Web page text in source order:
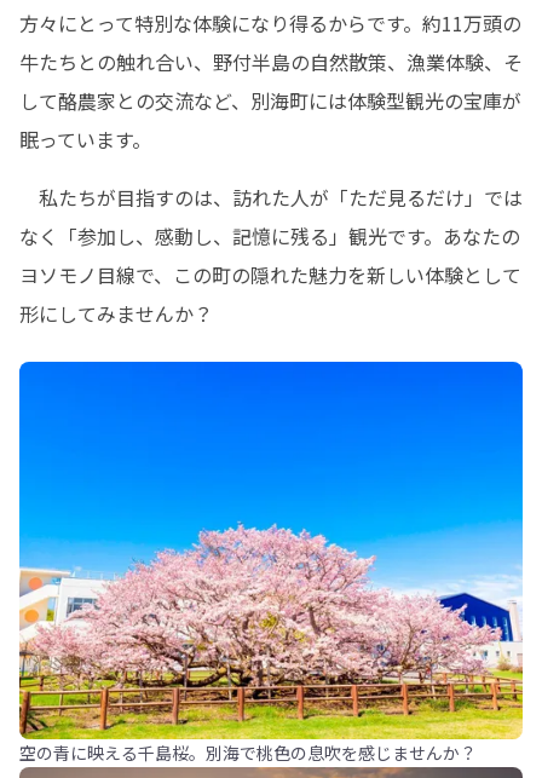
方々にとって特別な体験になり得るからです。約11万頭の
牛たちとの触れ合い、野付半島の自然散策、漁業体験、そ
して酪農家との交流など、別海町には体験型観光の宝庫が
眠っています。
私たちが目指すのは、訪れた人が「ただ見るだけ」では
なく「参加し、感動し、記憶に残る」観光です。あなたの
ヨソモノ目線で、この町の隠れた魅力を新しい体験として
形にしてみませんか？
空の青に映える千島桜。別海で桃色の息吹を感じませんか？